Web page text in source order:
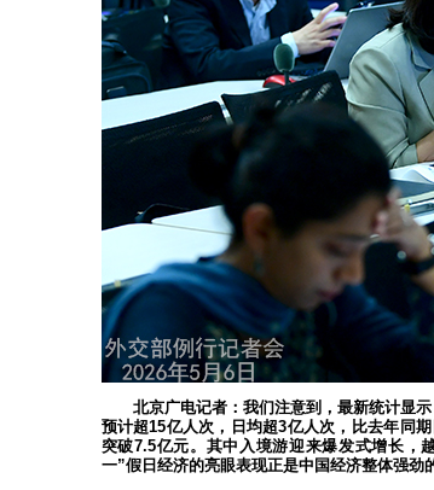
北京广电记者：我们注意到，最新统计显
预计超15亿人次，日均超3亿人次，比去年同
突破7.5亿元。其中入境游迎来爆发式增长，
一”假日经济的亮眼表现正是中国经济整体强劲